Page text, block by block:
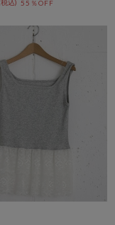
55％OFF